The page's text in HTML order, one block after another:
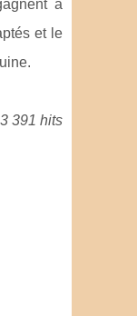
à
et le
391 hits